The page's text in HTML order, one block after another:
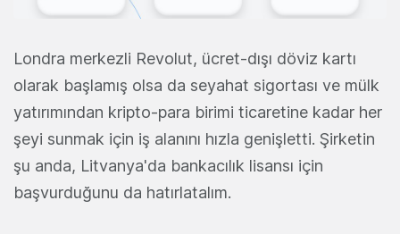
Londra merkezli Revolut, ücret-dışı döviz kartı
olarak başlamış olsa da seyahat sigortası ve mülk
yatırımından kripto-para birimi ticaretine kadar her
şeyi sunmak için iş alanını hızla genişletti. Şirketin
şu anda, Litvanya'da bankacılık lisansı için
başvurduğunu da hatırlatalım.